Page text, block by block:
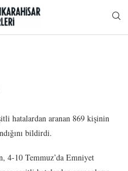
hatalardan aranan 869 kişinin
bildirdi.
4-10 Temmuz’da Emniyet